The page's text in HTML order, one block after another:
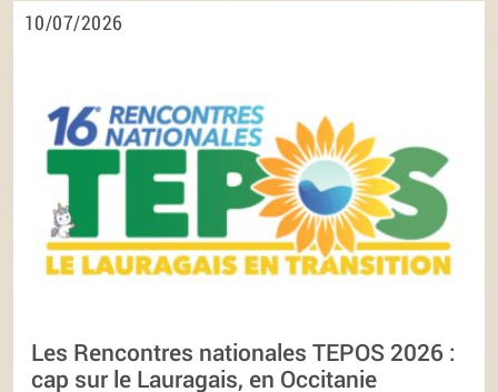
10/07/2026
Les Rencontres nationales TEPOS 2026 :
cap sur le Lauragais, en Occitanie